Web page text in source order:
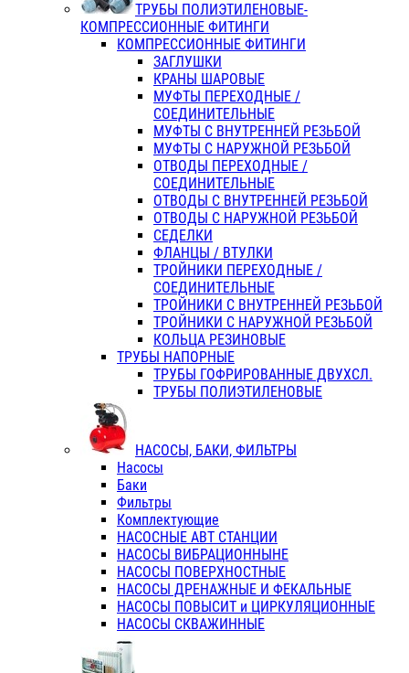
ТРУБЫ ПОЛИЭТИЛЕНОВЫЕ-
КОМПРЕССИОННЫЕ ФИТИНГИ
КОМПРЕССИОННЫЕ ФИТИНГИ
ЗАГЛУШКИ
КРАНЫ ШАРОВЫЕ
МУФТЫ ПЕРЕХОДНЫЕ /
СОЕДИНИТЕЛЬНЫЕ
МУФТЫ С ВНУТРЕННЕЙ РЕЗЬБОЙ
МУФТЫ С НАРУЖНОЙ РЕЗЬБОЙ
ОТВОДЫ ПЕРЕХОДНЫЕ /
СОЕДИНИТЕЛЬНЫЕ
ОТВОДЫ С ВНУТРЕННЕЙ РЕЗЬБОЙ
ОТВОДЫ С НАРУЖНОЙ РЕЗЬБОЙ
СЕДЕЛКИ
ФЛАНЦЫ / ВТУЛКИ
ТРОЙНИКИ ПЕРЕХОДНЫЕ /
СОЕДИНИТЕЛЬНЫЕ
ТРОЙНИКИ С ВНУТРЕННЕЙ РЕЗЬБОЙ
ТРОЙНИКИ С НАРУЖНОЙ РЕЗЬБОЙ
КОЛЬЦА РЕЗИНОВЫЕ
ТРУБЫ НАПОРНЫЕ
ТРУБЫ ГОФРИРОВАННЫЕ ДВУХСЛ.
ТРУБЫ ПОЛИЭТИЛЕНОВЫЕ
НАСОСЫ, БАКИ, ФИЛЬТРЫ
Насосы
Баки
Фильтры
Комплектующие
НАСОСНЫЕ АВТ СТАНЦИИ
НАСОСЫ ВИБРАЦИОННЫНЕ
НАСОСЫ ПОВЕРХНОСТНЫЕ
НАСОСЫ ДРЕНАЖНЫЕ И ФЕКАЛЬНЫЕ
НАСОСЫ ПОВЫСИТ и ЦИРКУЛЯЦИОННЫЕ
НАСОСЫ СКВАЖИННЫЕ